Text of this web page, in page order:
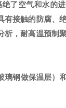
了空气和水的
接触的防腐、
，耐高温预制
钢做保温层）